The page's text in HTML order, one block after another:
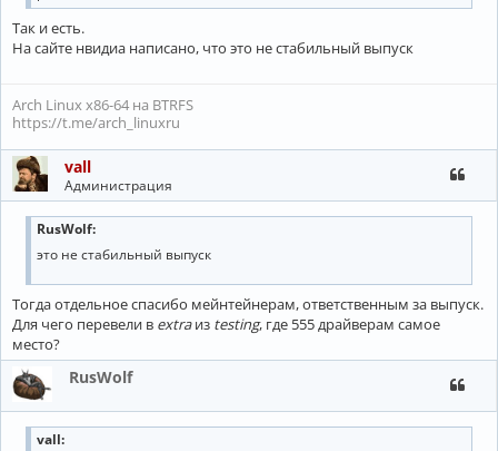
Так и есть.
На сайте нвидиа написано, что это не стабильный выпуск
Arch Linux x86-64 на BTRFS
https://t.me/arch_linuxru
vall
Администрация
RusWolf:
это не стабильный выпуск
Тогда отдельное спасибо мейнтейнерам, ответственным за выпуск.
Для чего перевели в extraиз testing, где 555 драйверам самое
место?
RusWolf
vall: